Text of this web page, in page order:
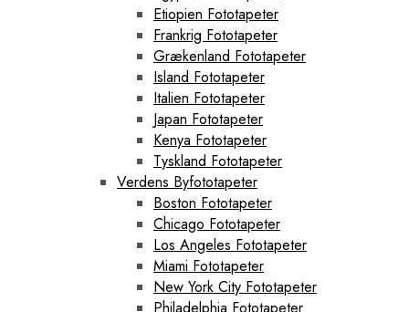
Etiopien Fototapeter
Frankrig Fototapeter
Grækenland Fototapeter
Island Fototapeter
Italien Fototapeter
Japan Fototapeter
Kenya Fototapeter
Tyskland Fototapeter
Verdens Byfototapeter
Boston Fototapeter
Chicago Fototapeter
Los Angeles Fototapeter
Miami Fototapeter
New York City Fototapeter
Philadelphia Fototapeter